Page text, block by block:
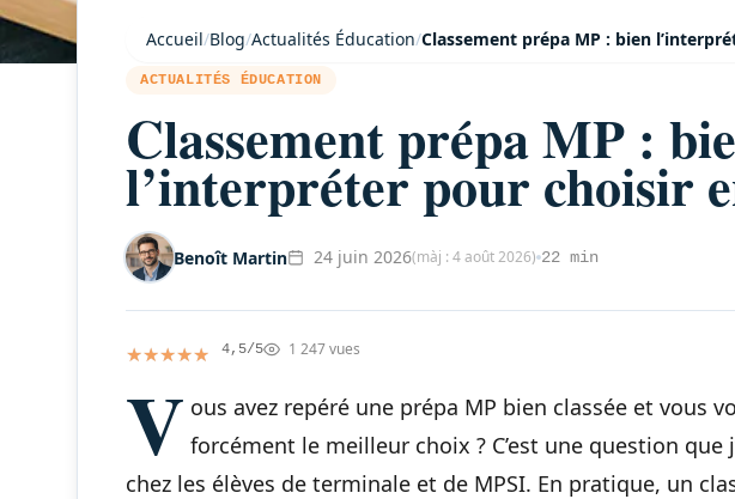
Accueil/Blog/Actualités Éducation/Classement prépa MP : bien
ACTUALITÉS ÉDUCATION
Classement prépa MP :
l’interpréter pour choisir
Benoît Martin 24 juin 2026(màj : 4 août 2026) 22 min
★★★★★
★★★★★ 4,5/5 1 247 vues
V ous avez repéré une prépa MP bien classée et vous
forcément le meilleur choix ? C’est une question que
chez les élèves de terminale et de MPSI. En pratique, un